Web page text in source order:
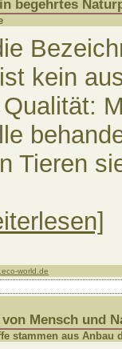
begehrtes
kein
Tieren
world.de
Mensch und
stammen aus